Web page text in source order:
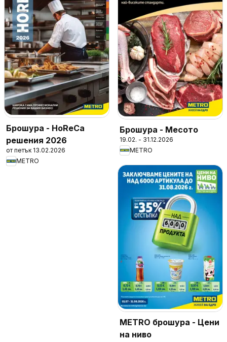
Брошура - HoReCa
решения 2026
от петък 13.02.2026
METRO
Брошура - Месото
19.02. - 31.12.2026
METRO
METRO брошура - Цени
на ниво